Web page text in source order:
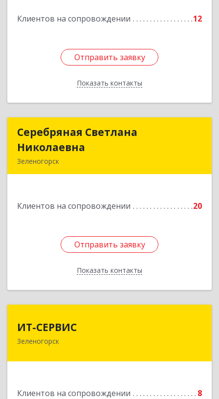
Клиентов на сопровождении 12
Отправить заявку
Показать контакты
Отправить заявку
Назад
Серебряная Светлана
Николаевна
Зеленогорск
Клиентов на сопровождении 20
Отправить заявку
Показать контакты
Серебряная Светлана
Подробнее
Отправить заявку
Назад
ИТ-СЕРВИС
Зеленогорск
Клиентов на сопровождении 8
663690, Красноярский край, Зеленогорск г,